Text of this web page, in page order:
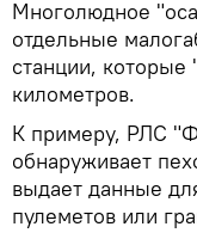
Многолюдное
отдельные
станции, которые
километров.
К примеру, РЛС
обнаруживает
выдает данные
пулеметов или